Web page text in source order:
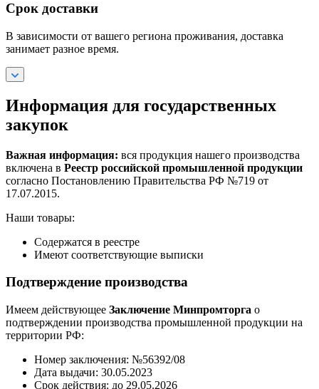
Срок доставки
В зависимости от вашего региона проживания, доставка
занимает разное время.
Информация для государственных
закупок
Важная информация: вся продукция нашего производства
включена в Реестр российской промышленной продукции
согласно Постановлению Правительства РФ №719 от
17.07.2015.
Наши товары:
Содержатся в реестре
Имеют соответствующие выписки
Подтверждение производства
Имеем действующее Заключение Минпромторга о
подтверждении производства промышленной продукции на
территории РФ:
Номер заключения: №56392/08
Дата выдачи: 30.05.2023
Срок действия: до 29.05.2026